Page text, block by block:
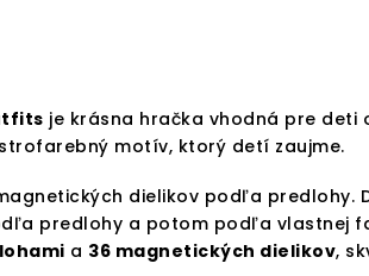
je krásna hračka vhodná pre deti
motív, ktorý detí zaujme.
dielikov podľa predlohy.
predlohy a potom podľa vlastnej
a 36 magnetických dielikov,